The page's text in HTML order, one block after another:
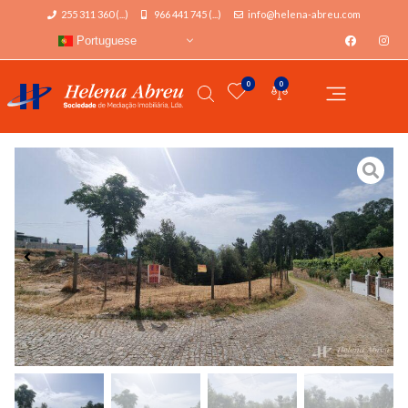
255 311 360 (...) 966 441 745 (...) info@helena-abreu.com
Portuguese
0 0